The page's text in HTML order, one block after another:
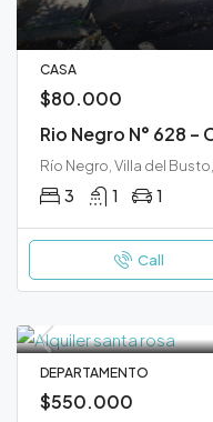
CASA
$80.000
Rio Negro N° 628 –
3 1 1
Call
DEPARTAMENTO
$550.000